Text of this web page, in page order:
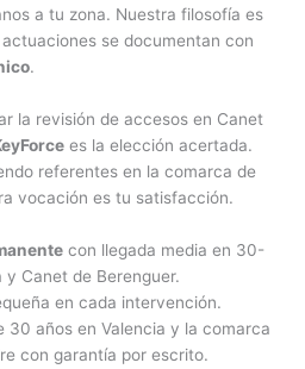
a tu zona. Nuestra filosofía es
se documentan con
.
la revisión de accesos en Canet
es la elección acertada.
referentes en la comarca de
vocación es tu satisfacción.
con llegada media en 30-
Canet de Berenguer.
en cada intervención.
30 años en Valencia y la comarca
con garantía por escrito.